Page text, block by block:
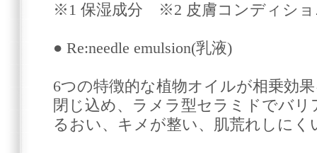
※1 保湿成分 ※2 皮膚コンディショ
● Re:needle emulsion(乳液)
6つの特徴的な植物オイルが相乗効
閉じ込め、ラメラ型セラミドでバ
るおい、キメが整い、肌荒れしにく